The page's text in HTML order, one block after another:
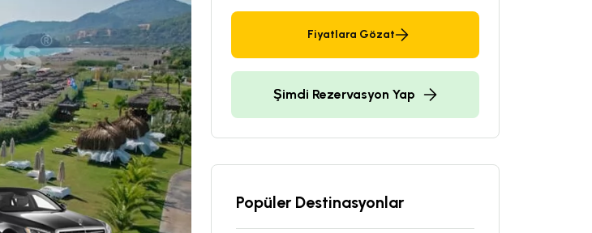
Fiyatlara Gözat
Şimdi Rezervasyon Yap
Popüler Destinasyonlar